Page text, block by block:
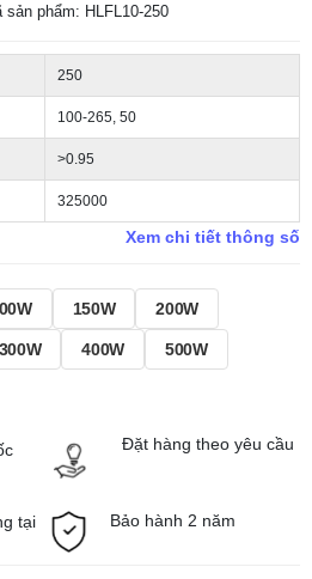
sản phẩm: HLFL10-250
250
100-265, 50
>0.95
325000
Xem chi tiết thông số
150W 200W
300W 400W 500W
Đặt hàng theo yêu cầu
tại
Bảo hành 2 năm